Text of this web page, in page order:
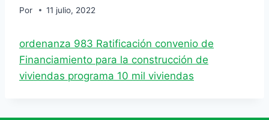
Por 11 julio, 2022
ordenanza 983 Ratificación convenio de
Financiamiento para la construcción de
viviendas programa 10 mil viviendas